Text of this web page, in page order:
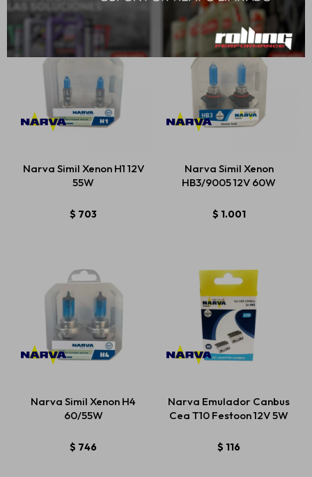
Narva Simil Xenon H1 12V
55W
$ 703
Narva Simil Xenon
HB3/9005 12V 60W
$ 1.001
Narva Simil Xenon H4
60/55W
$ 746
Narva Emulador Canbus
Cea T10 Festoon 12V 5W
$ 116